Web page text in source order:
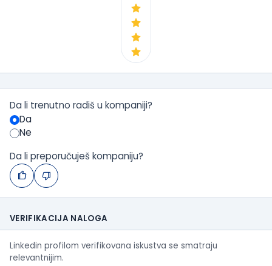
Da li trenutno radiš u kompaniji?
Da
Ne
Da li preporučuješ kompaniju?
VERIFIKACIJA NALOGA
Linkedin profilom verifikovana iskustva se smatraju
relevantnijim.